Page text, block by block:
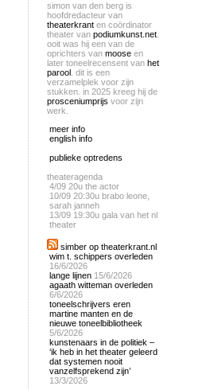
simon van den berg is
hoofdredacteur van
theaterkrant en coördinator
theater van podiumkunst.net
ooit was hij een van de
oprichters van moose en
later toneelrecensent van het
parool . dit is een
verzamelplek voor zijn
stukken. in 2025 kreeg hij de
prosceniumprijs voor zijn
werk.
meer info
english info
publieke optredens
theateragenda
4/09 20u the actor
10/09 20:30u brabo leone,
sarah janneh
13/09 19:30u gala van het nl
theater
simber op theaterkrant.nl
wim t. schippers overleden
16/6/2026
lange lijnen 15/6/2026
agaath witteman overleden
6/6/2026
toneelschrijvers eren
martine manten en de
nieuwe toneelbibliotheek
5/6/2026
kunstenaars in de politiek –
‘ik heb in het theater geleerd
dat systemen nooit
vanzelfsprekend zijn’
13/3/2026